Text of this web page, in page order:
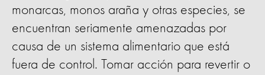
monarcas, monos araña y otras especies, se
encuentran seriamente amenazadas por
causa de un sistema alimentario que está
fuera de control. Tomar acción para revertir o